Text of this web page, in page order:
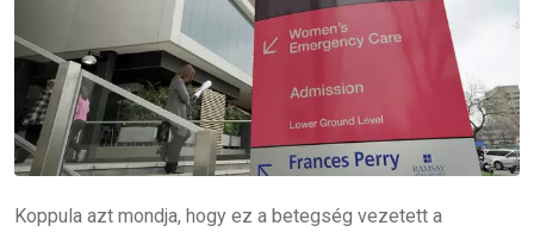
Koppula azt mondja, hogy ez a betegség vezetett a